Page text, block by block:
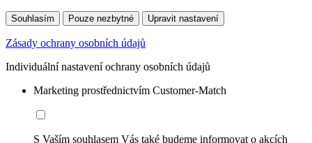
Souhlasím Pouze nezbytné Upravit nastavení
Zásady ochrany osobních údajů
Individuální nastavení ochrany osobních údajů
Marketing prostřednictvím Customer-Match
S Vaším souhlasem Vás také budeme informovat o akcích